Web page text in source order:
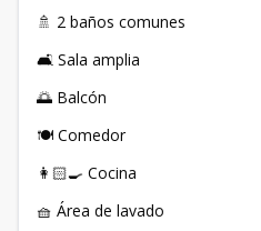
🚿 2 baños comunes
🛋 Sala amplia
🌅 Balcón
🍽 Comedor
👩🏻‍🍳 Cocina
🧺 Área de lavado